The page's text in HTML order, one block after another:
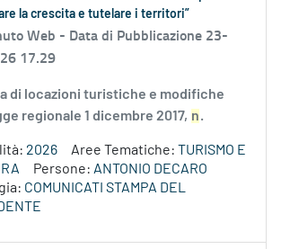
la crescita e tutelare i territori”
Web - Data di Pubblicazione 23-
17.29
di locazioni turistiche e modifiche
regionale 1 dicembre 2017, n.
2026 Aree Tematiche: TURISMO E
Persone: ANTONIO DECARO
COMUNICATI STAMPA DEL